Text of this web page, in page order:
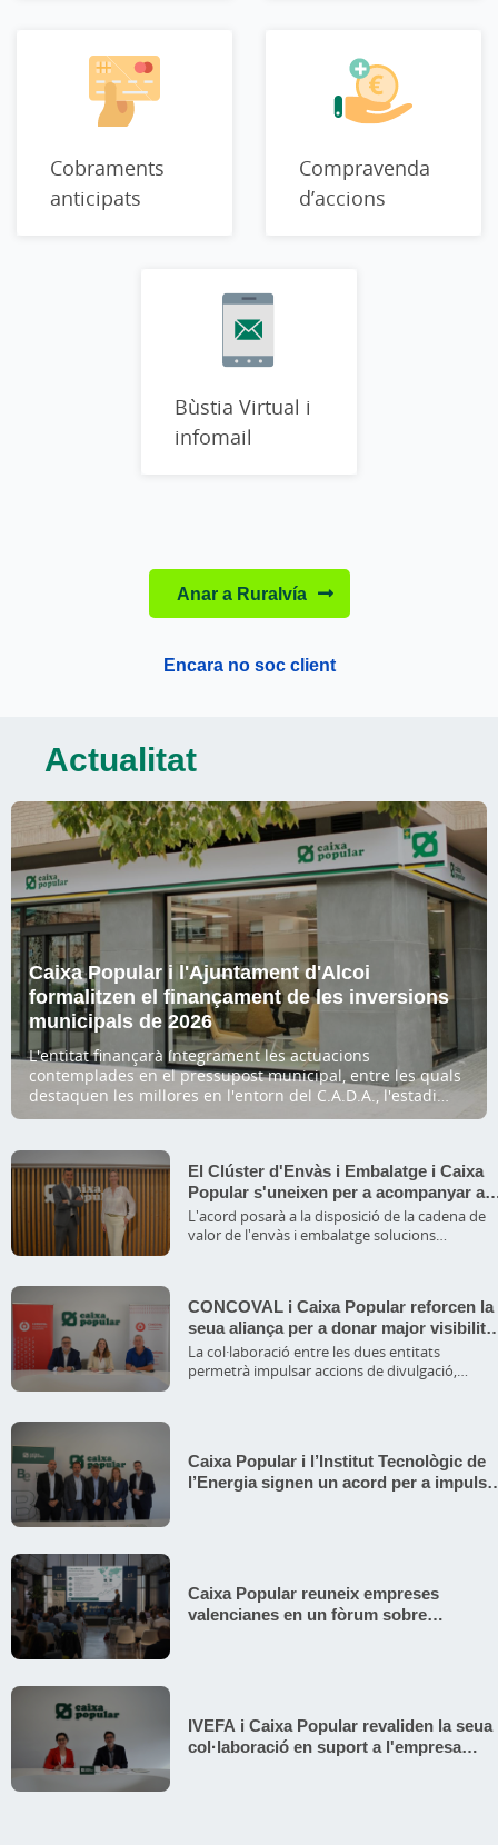
Cobraments
anticipats
Compravenda
d’accions
Bùstia Virtual i
infomail
Anar a Ruralvía
Encara no soc client
Actualitat
Este bloque de noticias sigue el siguiente orden de
Caixa Popular i l'Ajuntament d'Alcoi
formalitzen el finançament de les inversions
municipals de 2026
L'entitat finançarà íntegrament les actuacions
contemplades en el pressupost municipal, entre les quals
destaquen les millores en l'entorn del C.A.D.A., l'estadi
municipal d'El Collao, els polígons industrials i diversos
El Clúster d'Envàs i Embalatge i Caixa
Popular s'uneixen per a acompanyar al
sector davant els nous reptes del
L'acord posarà a la disposició de la cadena de
valor de l'envàs i embalatge solucions
CONCOVAL i Caixa Popular reforcen la
seua aliança per a donar major
al cooperativisme valencià
La col·laboració entre les dues entitats
permetrà impulsar accions de divulgació,
Cooperativisme Valencià i el Dia Mundial del
Caixa Popular i l’Institut Tecnològic de
l’Energia signen un acord per a
Caixa Popular reuneix empreses
valencianes en un fòrum sobre
IVEFA i Caixa Popular revaliden la seua
col·laboració en suport a l'empresa